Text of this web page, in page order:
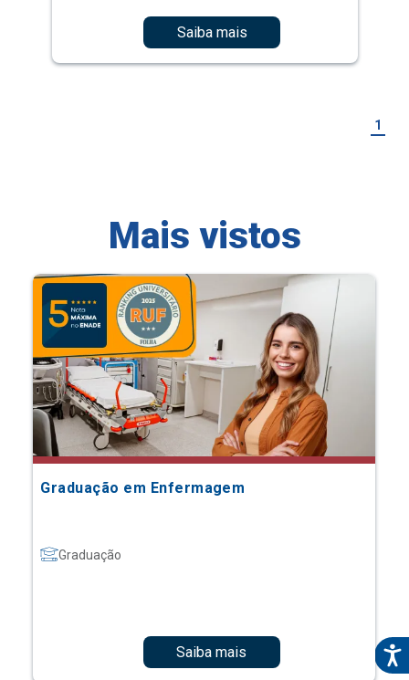
Saiba mais
1
Mais vistos
Graduação em Enfermagem
Graduação
Saiba mais